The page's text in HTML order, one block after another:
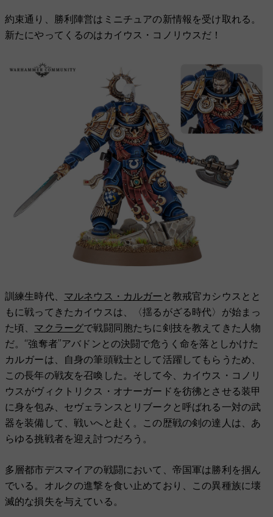
約束通り、勝利陣営はミニチュアの新情報を受け取れる。
新たにやってくるのはカイウス・コノリウスだ！
訓練生時代、 マルネウス・カルガー と教戒官カシウスとと
もに戦ってきたカイウスは、〈揺るがざる時代〉が始まっ
た頃、 マクラーグで戦闘同胞たちに剣技を教えてきた人物
だ。“強奪者”アバドンとの決闘で危うく命を落としかけた
カルガーは、自身の筆頭戦士として活躍してもらうため、
この長年の戦友を召喚した。そして今、カイウス・コノリ
ウスがヴィクトリクス・オナーガードを彷彿とさせる装甲
に身を包み、セヴェランスとリブークと呼ばれる一対の武
器を装備して、戦いへと赴く。この歴戦の剣の達人は、あ
らゆる挑戦者を迎え討つだろう。
多層都市デスマイアの戦闘において、帝国軍は勝利を掴ん
でいる。オルクの進撃を食い止めており、この異種族に壊
滅的な損失を与えている。